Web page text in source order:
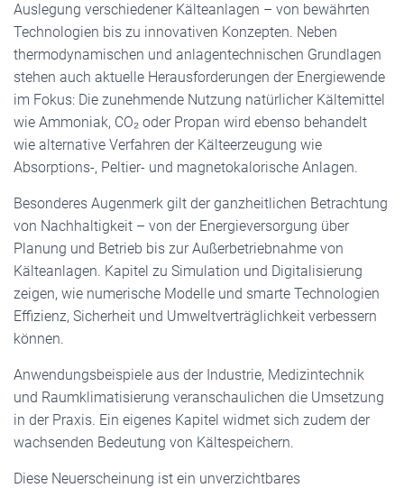
Auslegung verschiedener Kälteanlagen – von bewährten
Technologien bis zu innovativen Konzepten. Neben
thermodynamischen und anlagentechnischen Grundlagen
stehen auch aktuelle Herausforderungen der Energiewende
im Fokus: Die zunehmende Nutzung natürlicher Kältemittel
wie Ammoniak, CO₂ oder Propan wird ebenso behandelt
wie alternative Verfahren der Kälteerzeugung wie
Absorptions-, Peltier- und magnetokalorische Anlagen.
Besonderes Augenmerk gilt der ganzheitlichen Betrachtung
von Nachhaltigkeit – von der Energieversorgung über
Planung und Betrieb bis zur Außerbetriebnahme von
Kälteanlagen. Kapitel zu Simulation und Digitalisierung
zeigen, wie numerische Modelle und smarte Technologien
Effizienz, Sicherheit und Umweltverträglichkeit verbessern
können.
Anwendungsbeispiele aus der Industrie, Medizintechnik
und Raumklimatisierung veranschaulichen die Umsetzung
in der Praxis. Ein eigenes Kapitel widmet sich zudem der
wachsenden Bedeutung von Kältespeichern.
Diese Neuerscheinung ist ein unverzichtbares